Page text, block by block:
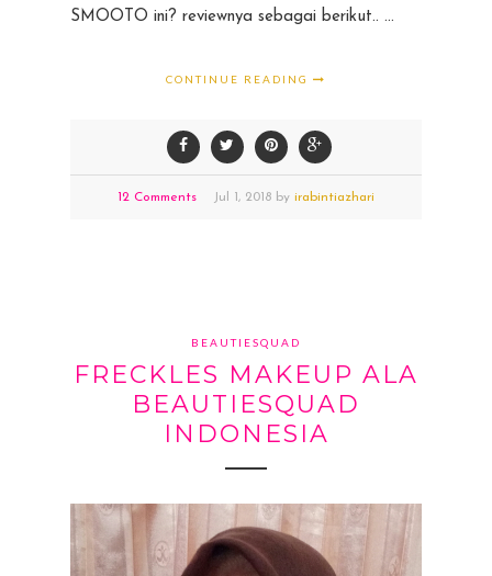
SMOOTO ini? reviewnya sebagai berikut.. ...
CONTINUE READING
12 Comments Jul 1, 2018 by irabintiazhari
BEAUTIESQUAD
FRECKLES MAKEUP ALA
BEAUTIESQUAD
INDONESIA